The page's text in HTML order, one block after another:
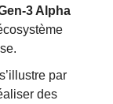
3 Alpha
par
des